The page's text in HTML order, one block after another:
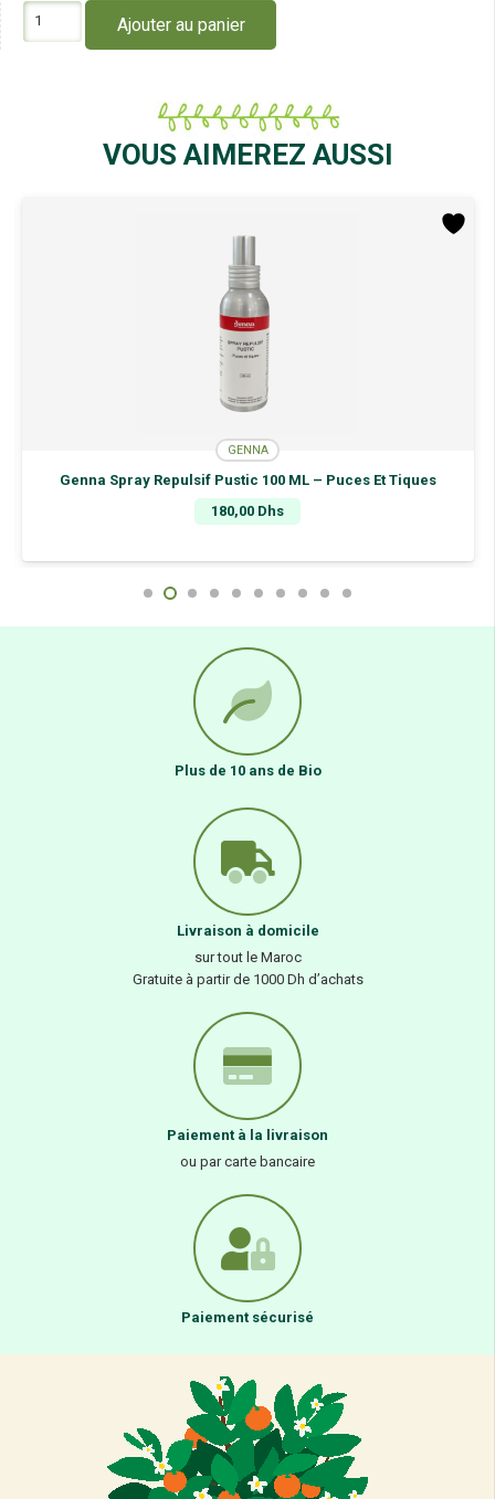
Ajouter au panier
VOUS AIMEREZ AUSSI
GENNA
Genna Spray Repulsif Pustic 100 ML – Puces Et Tiques
180,00 Dhs
Plus de 10 ans de Bio
Livraison à domicile
sur tout le Maroc
Gratuite à partir de 1000 Dh d’achats
Paiement à la livraison
ou par carte bancaire
Paiement sécurisé